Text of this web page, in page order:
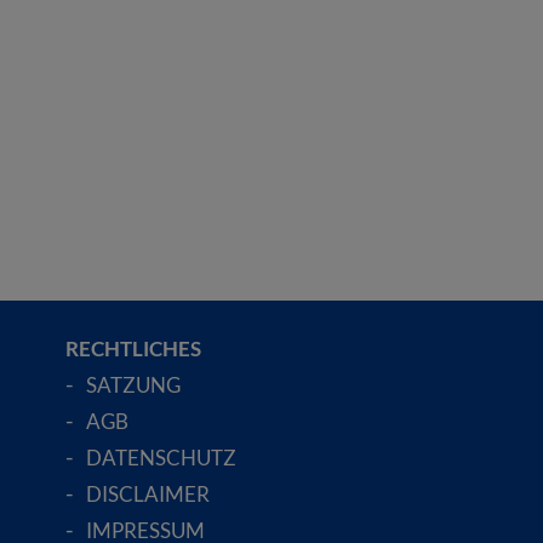
RECHTLICHES
SATZUNG
AGB
DATENSCHUTZ
DISCLAIMER
IMPRESSUM